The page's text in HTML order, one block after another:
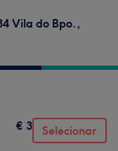
Vila do Bpo.,
€ 3 Selecionar